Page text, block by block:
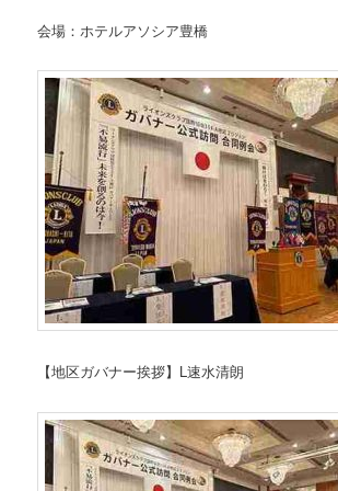
会場：ホテルアソシア豊橋
【地区ガバナー挨拶】L速水清朗